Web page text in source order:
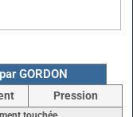
GORDON
Pression